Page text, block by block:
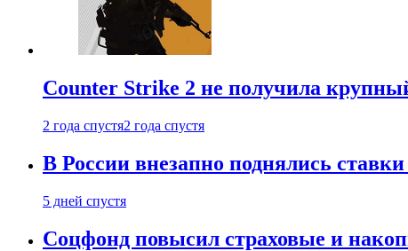
Counter Strike 2 не получила
2 года спустя2 года спустя
В России внезапно поднялись
5 дней спустя
Соцфонд повысил страховые и